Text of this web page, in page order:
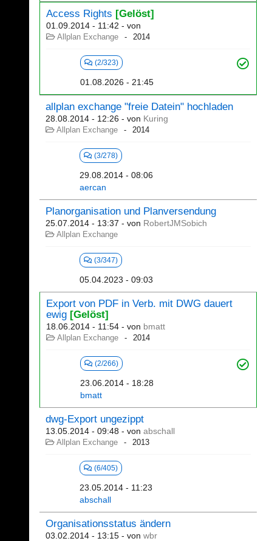
Access Rights [Gelöst]
01.09.2014 - 11:42 - von
Allplan Exchange 2014
(2/323)
01.08.2026 - 21:45
allplan exchange "freie Datein" hochladen
28.08.2014 - 12:26 - von Kuring
Allplan Exchange 2014
(3/278)
29.08.2014 - 08:06
aercan
Planorganisation und Planversendung
25.07.2014 - 13:37 - von RobertJMSobich
Allplan Exchange
(3/347)
05.04.2023 - 09:03
Export von PDF in Verb. mit DWG dauert
ewig [Gelöst]
18.06.2014 - 11:54 - von bmatt
Allplan Exchange 2014
(2/266)
23.06.2014 - 18:28
bmatt
dwg-Export ungezippt
13.05.2014 - 09:48 - von abschall
Allplan Exchange 2013
(6/405)
23.05.2014 - 11:23
abschall
Organisationsstatus ändern
03.02.2014 - 13:15 - von wbr